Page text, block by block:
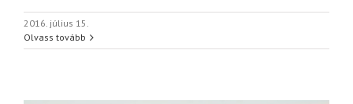
2016. július 15.
Olvass tovább